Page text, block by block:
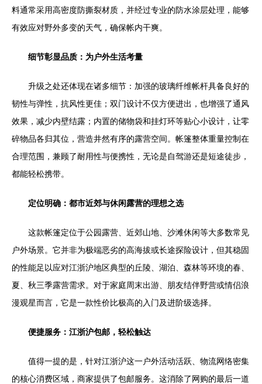
料通常采用高密度防撕裂材质，并经过专业的防水涂层处理，能够
有效应对野外多变的天气，确保帐内干爽。
细节彰显品质：为户外生活考量
升级之处还体现在诸多细节：加强的玻璃纤维帐杆具备良好的
韧性与弹性，抗风性更佳；双门设计不仅方便进出，也增强了通风
效果，减少内壁结露；内置的储物袋和挂灯环等贴心小设计，让零
碎物品各归其位，营造井然有序的露营空间。帐篷整体重量控制在
合理范围，兼顾了耐用性与便携性，无论是自驾游还是短途徒步，
都能轻松携带。
定位明确：都市近郊与休闲露营的理想之选
这款帐篷定位于公园露营、近郊山地、沙滩休闲等大多数常见
户外场景。它并非为极端恶劣的高海拔或长途探险设计，但其稳固
的性能足以应对江浙沪地区典型的丘陵、湖泊、森林等环境的春、
夏、秋三季露营需求。对于家庭周末出游、朋友结伴野营或情侣浪
漫观星而言，它是一款性价比极高的入门及进阶级选择。
便捷服务：江浙沪包邮，轻松触达
值得一提的是，针对江浙沪这一户外活动活跃、物流网络密集
的核心消费区域，商家提供了包邮服务。这消除了网购的最后一道